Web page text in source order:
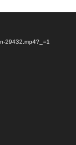
29432.mp4?_=1